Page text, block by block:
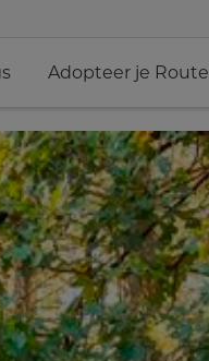
Adopteer je Route